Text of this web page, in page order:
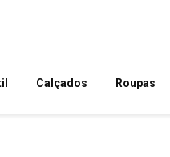
Calçados Roupas